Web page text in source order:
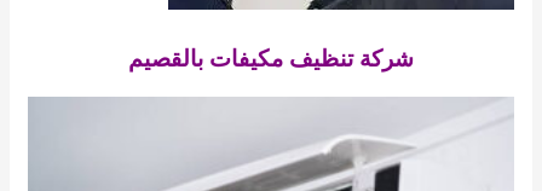
شركة تنظيف مكيفات بالقصيم